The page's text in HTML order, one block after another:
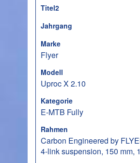
Titel2
Jahrgang
Marke
Flyer
Modell
Uproc X 2.10
Kategorie
E-MTB Fully
Rahmen
Carbon Engineered by
4-link suspension, 150 mm,